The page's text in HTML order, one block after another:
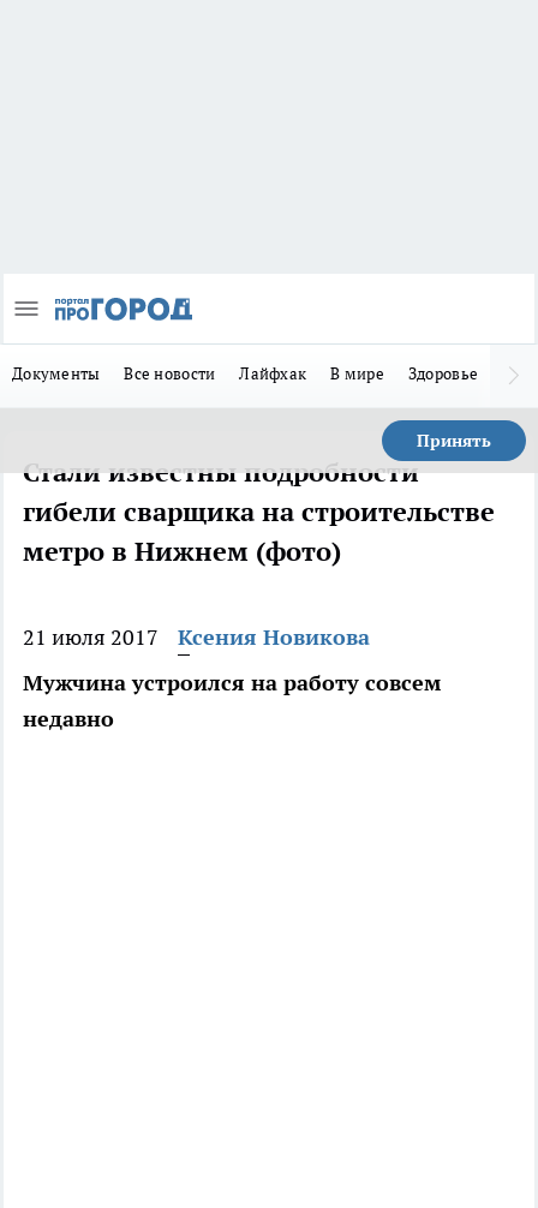
Документы Все новости Лайфхак В мире Здоровье
Принять
Стали известны подробности
гибели сварщика на строительстве
метро в Нижнем (фото)
21 июля 2017
Ксения Новикова
Мужчина устроился на работу совсем
недавно